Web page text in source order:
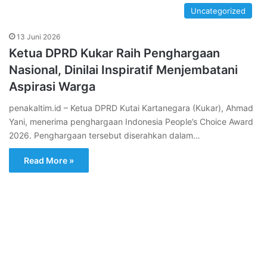
Uncategorized
13 Juni 2026
Ketua DPRD Kukar Raih Penghargaan
Nasional, Dinilai Inspiratif Menjembatani
Aspirasi Warga
penakaltim.id – Ketua DPRD Kutai Kartanegara (Kukar), Ahmad
Yani, menerima penghargaan Indonesia People’s Choice Award
2026. Penghargaan tersebut diserahkan dalam…
Read More »